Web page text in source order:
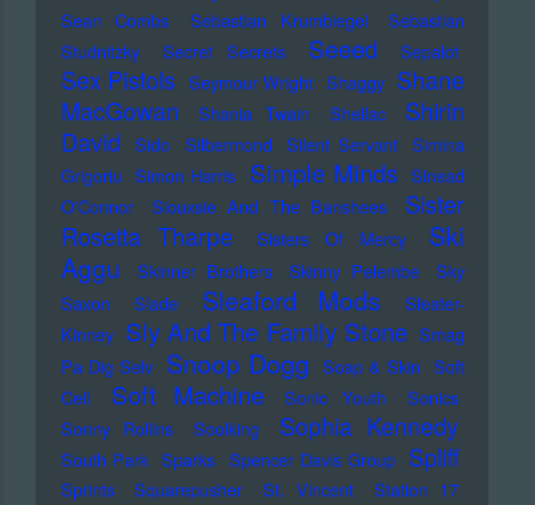
Sean Combs
Sebastian Krumbiegel
Sebastian
Studnitzky
Secret Secrets Seeed Sepalot
Sex Pistols Seymour Wright Shaggy Shane
MacGowan
Shania Twain Shellac
Shirin
David
Sido Silbermond Silent Servant Simina
Grigoriu Simon Harris Simple Minds Sinead
O'Connor
Siouxsie And The Banshees
Sister
Rosetta Tharpe
Sisters Of Mercy
Ski
Aggu
Skinner Brothers Skinny Pelembe
Sky
Saxon
Slade Sleaford Mods
Sleater-
Kinney Sly And The Family Stone Smag
Pa Dig Selv Snoop Dogg Soap & Skin Soft
Cell
Soft Machine Sonic Youth
Sonics
Sonny Rollins
Soolking Sophia Kennedy
South Park Sparks Spencer Davis Group Spliff
Sprints Squarepusher St. Vincent
Station 17